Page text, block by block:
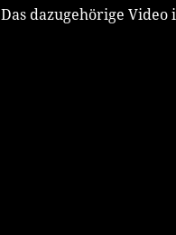
Das dazugehörige